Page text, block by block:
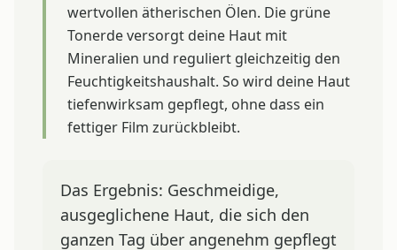
wertvollen ätherischen Ölen. Die grüne
Tonerde versorgt deine Haut mit
Mineralien und reguliert gleichzeitig den
Feuchtigkeitshaushalt. So wird deine Haut
tiefenwirksam gepflegt, ohne dass ein
fettiger Film zurückbleibt.
Das Ergebnis: Geschmeidige,
ausgeglichene Haut, die sich den
ganzen Tag über angenehm gepflegt